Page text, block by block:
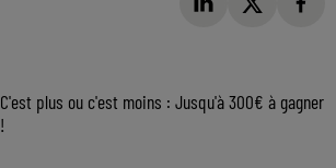
C'est plus ou c'est moins : Jusqu'à 300€ à gagner
!